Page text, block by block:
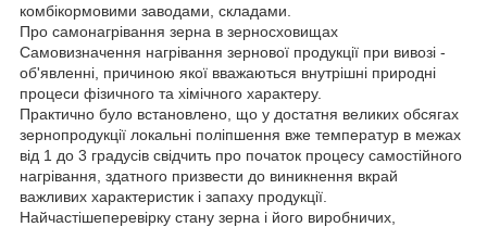
комбікормовими заводами, складами.
Про самонагрівання зерна в зерносховищах
Самовизначення нагрівання зернової продукції при вивозі -
об'явленні, причиною якої вважаються внутрішні природні
процеси фізичного та хімічного характеру.
Практично було встановлено, що у достатня великих обсягах
зернопродукції локальні поліпшення вже температур в межах
від 1 до 3 градусів свідчить про початок процесу самостійного
нагрівання, здатного призвести до виникнення вкрай
важливих характеристик і запаху продукції.
Найчастішеперевірку стану зерна і його виробничих,